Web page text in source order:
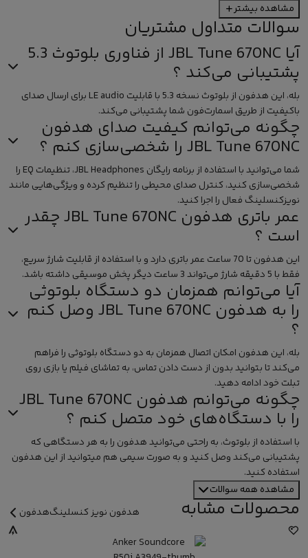
مشاهده بیشتر
سوالات متداول مشتریان
آیا JBL Tune 670NC از فناوری بلوتوث 5.3
پشتیبانی می‌کند ؟
بله، این هدفون از بلوتوث نسخه 5.3 با قابلیت LE audio برای ارسال صدای
باکیفیت از طریق اسمارت‌فون شما پشتیبانی می‌کند.
چگونه می‌توانم کیفیت صدای هدفون
JBL Tune 670NC را شخصی‌سازی کنم ؟
شما می‌توانید با استفاده از برنامه رایگان JBL Headphones، تنظیمات EQ را
شخصی‌سازی کنید، کنترل صدای محیطی را تنظیم کرده و ویژگی‌هایی مانند
نویزکنسلینگ فعال را اجرا کنید.
عمر باتری هدفون JBL Tune 670NC چقدر
است ؟
این هدفون تا 70 ساعت عمر باتری دارد و با استفاده از قابلیت شارژ سریع،
فقط با 5 دقیقه شارژ می‌تواند 3 ساعت دیگر پخش موسیقی داشته باشد.
آیا می‌توانم همزمان دو دستگاه بلوتوثی
را به هدفون JBL Tune 670NC وصل کنم
؟
بله، این هدفون امکان اتصال همزمان به دو دستگاه بلوتوثی را فراهم
می‌کند تا بتوانید بدون از دست دادن تماس، به تماشای فیلم یا بازی روی
تبلت خود ادامه دهید.
چگونه می‌توانم هدفون JBL Tune 670NC
را با دستگاه‌های خود متصل کنم ؟
با استفاده از بلوتوث، به راحتی می‌توانید هدفون را به هر دستگاهی که
پشتیبانی می‌کند وصل کنید و به صورت سیمی هم میتوانید از این هدفون
استفاده کنید.
مشاهده همه سوالات
محصولات مشابه هدفون نویز کنسلینگهدفون